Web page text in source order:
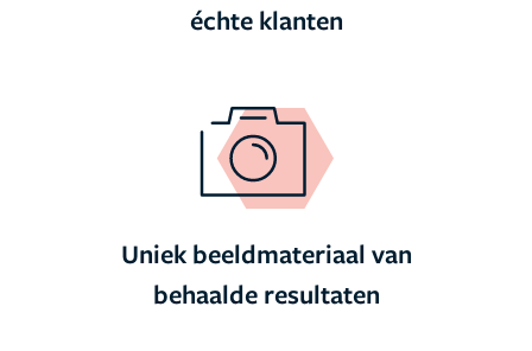
échte klanten
Uniek beeldmateriaal van
behaalde resultaten